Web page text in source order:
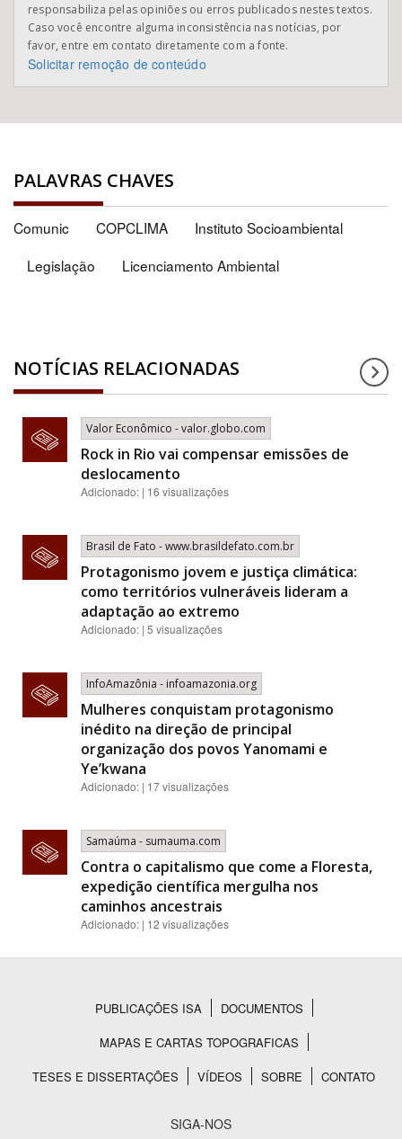
responsabiliza pelas opiniões ou erros publicados nestes textos.
Caso você encontre alguma inconsistência nas notícias, por
favor, entre em contato diretamente com a fonte.
Solicitar remoção de conteúdo
PALAVRAS CHAVES
Comunic COPCLIMA
Instituto Socioambiental
Legislação
Licenciamento Ambiental
NOTÍCIAS RELACIONADAS
Valor Econômico - valor.globo.com
Rock in Rio vai compensar emissões de
deslocamento
Adicionado: | 16 visualizações
Brasil de Fato - www.brasildefato.com.br
Protagonismo jovem e justiça climática:
como territórios vulneráveis lideram a
adaptação ao extremo
Adicionado: | 5 visualizações
InfoAmazônia - infoamazonia.org
Mulheres conquistam protagonismo
inédito na direção de principal
organização dos povos Yanomami e
Ye’kwana
Adicionado: | 17 visualizações
Samaúma - sumauma.com
Contra o capitalismo que come a Floresta,
expedição científica mergulha nos
caminhos ancestrais
Adicionado: | 12 visualizações
Rodapé
PUBLICAÇÕES ISA
DOCUMENTOS
MAPAS E CARTAS TOPOGRAFICAS
TESES E DISSERTAÇÕES
VÍDEOS SOBRE CONTATO
SIGA-NOS